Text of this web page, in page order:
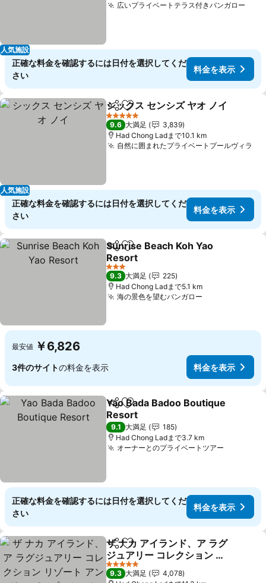
人気施設
広いプライベートテラス付きバンガロー
正確な料金を確認するには日付を選択してくだ
さい
料金を表示
人気施設
シェアお気に入りに追加
シックス センシズ ヤオ ノイ
5 ホテルのランク
9.6 大満足
3,839
Had Chong Ladまで10.1 km
自然に囲まれたプライベートプールヴィラ
正確な料金を確認するには日付を選択してくだ
さい
料金を表示
シェアお気に入りに追加
Sunrise Beach Koh Yao
Resort
料金を表示
3 ホテルのランク
9.3 大満足
225
Had Chong Ladまで5.1 km
海の景色を望むバンガロー
最安値 ￥6,826
3件のサイトの料金を表示 料金を表示
シェアお気に入りに追加
Yao Bada Badoo Boutique
Resort
料金を表示
9.1 大満足
185
Had Chong Ladまで3.7 km
オーナーとのプライベートツアー
正確な料金を確認するには日付を選択してくだ
さい
料金を表示
シェアお気に入りに追加
ザ ナカ アイランド、ア ラグ
ジュアリー コレクション リ
ゾート アンド スパ、プーケ
ット
料金を表示
5 ホテルのランク
9.3 大満足
4,078